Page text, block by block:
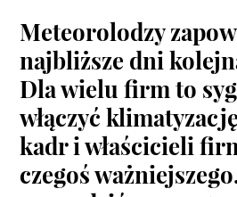
Meteorolodzy
najbliższe dni
Dla wielu firm to
włączyć
kadr i właścicieli
czegoś